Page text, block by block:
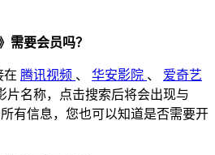
需要会员吗？
在 腾讯视频 、 华安影院 、 爱奇艺
片名称，点击搜索后将会出现与
有信息，您也可以知道是否需要开